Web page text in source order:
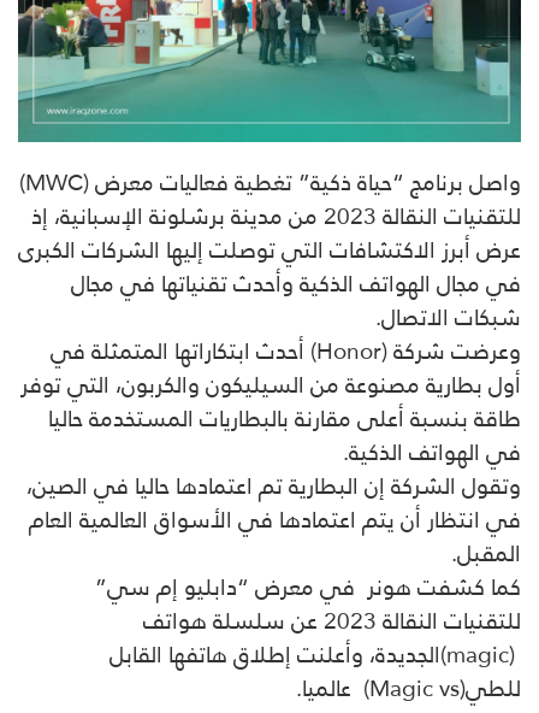
واصل برنامج “حياة ذكية” تغطية فعاليات معرض (MWC)
للتقنيات النقالة 2023 من مدينة برشلونة الإسبانية، إذ
عرض أبرز الاكتشافات التي توصلت إليها الشركات الكبرى
في مجال الهواتف الذكية وأحدث تقنياتها في مجال
شبكات الاتصال.
وعرضت شركة (Honor) أحدث ابتكاراتها المتمثلة في
أول بطارية مصنوعة من السيليكون والكربون، التي توفر
طاقة بنسبة أعلى مقارنة بالبطاريات المستخدمة حاليا
في الهواتف الذكية.
وتقول الشركة إن البطارية تم اعتمادها حاليا في الصين،
في انتظار أن يتم اعتمادها في الأسواق العالمية العام
المقبل.
كما كشفت هونر في معرض “دابليو إم سي”
للتقنيات النقالة 2023 عن سلسلة هواتف
(magic)الجديدة، وأعلنت إطلاق هاتفها القابل
للطي(Magic vs) عالميا.